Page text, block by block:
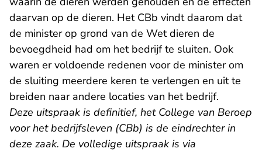
daarvan op de dieren. Het CBb vindt daarom dat
de minister op grond van de Wet dieren de
bevoegdheid had om het bedrijf te sluiten. Ook
waren er voldoende redenen voor de minister om
de sluiting meerdere keren te verlengen en uit te
breiden naar andere locaties van het bedrijf.
Deze uitspraak is definitief, het College van Beroep
voor het bedrijfsleven (CBb) is de eindrechter in
deze zaak. De volledige uitspraak is via